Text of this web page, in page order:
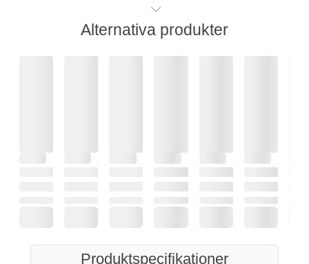
Alternativa produkter
Produktspecifikationer